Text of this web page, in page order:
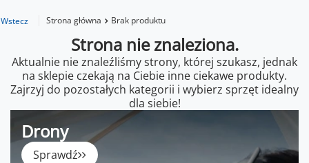
Wstecz Strona główna Brak produktu
Strona nie znaleziona.
Aktualnie nie znaleźliśmy strony, której szukasz, jednak
na sklepie czekają na Ciebie inne ciekawe produkty.
Zajrzyj do pozostałych kategorii i wybierz sprzęt idealny
dla siebie!
Drony
Sprawdź